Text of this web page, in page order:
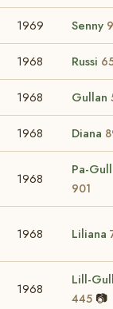
1969 Senny
1968 Russi
1968 Gullan
1968 Diana
1968
Pa-Gull
901
1968 Liliana
1968
Lill-
445 📷